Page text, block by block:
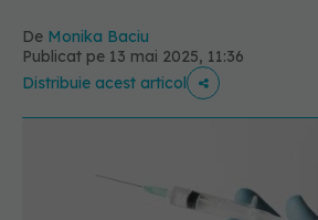
De Monika Baciu
Publicat pe 13 mai 2025, 11:36
Distribuie acest articol